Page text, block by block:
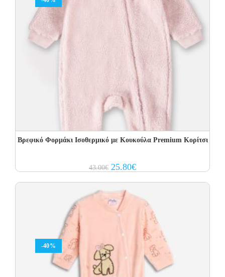
Βρεφικό Φορμάκι Ισοθερμικό με Kουκούλα Premium Κορίτσι
43.00€ Original
price
25.80€Current
price
-40%